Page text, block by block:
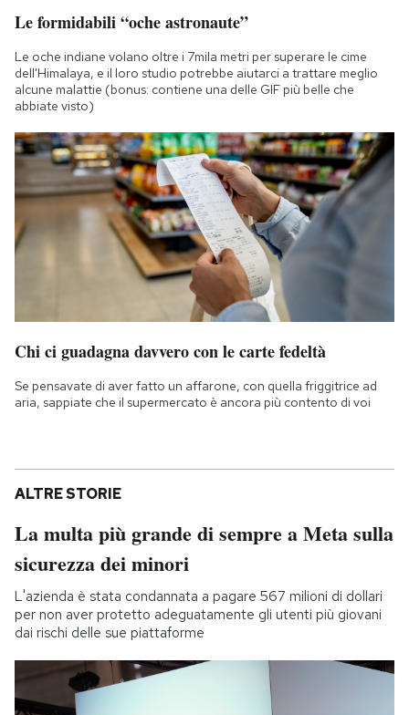
Le formidabili “oche astronaute”
Le oche indiane volano oltre i 7mila metri per superare le cime
dell'Himalaya, e il loro studio potrebbe aiutarci a trattare meglio
alcune malattie (bonus: contiene una delle GIF più belle che
abbiate visto)
Chi ci guadagna davvero con le carte fedeltà
Se pensavate di aver fatto un affarone, con quella friggitrice ad
aria, sappiate che il supermercato è ancora più contento di voi
ALTRE STORIE
La multa più grande di sempre a Meta sulla
sicurezza dei minori
L'azienda è stata condannata a pagare 567 milioni di dollari
per non aver protetto adeguatamente gli utenti più giovani
dai rischi delle sue piattaforme